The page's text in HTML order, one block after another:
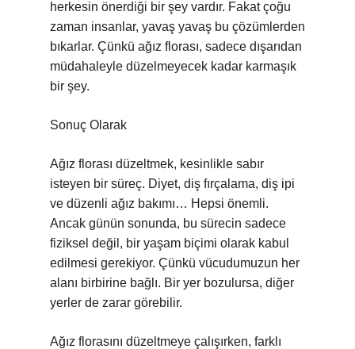
herkesin önerdiği bir şey vardır. Fakat çoğu
zaman insanlar, yavaş yavaş bu çözümlerden
bıkarlar. Çünkü ağız florası, sadece dışarıdan
müdahaleyle düzelmeyecek kadar karmaşık
bir şey.
Sonuç Olarak
Ağız florası düzeltmek, kesinlikle sabır
isteyen bir süreç. Diyet, diş fırçalama, diş ipi
ve düzenli ağız bakımı… Hepsi önemli.
Ancak günün sonunda, bu sürecin sadece
fiziksel değil, bir yaşam biçimi olarak kabul
edilmesi gerekiyor. Çünkü vücudumuzun her
alanı birbirine bağlı. Bir yer bozulursa, diğer
yerler de zarar görebilir.
Ağız florasını düzeltmeye çalışırken, farklı